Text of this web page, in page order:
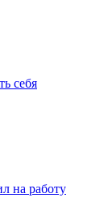
себя
на работу